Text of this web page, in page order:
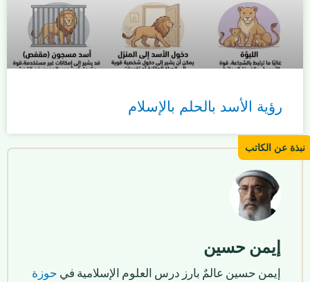
رؤية الأسد بالحلم بالإسلام
إيمن حسين
إيمن حسين عالمٌ بارز درس العلوم الإسلامية في حوزة